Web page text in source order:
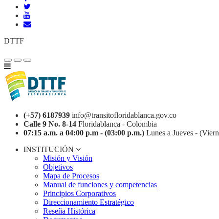
DTTF
(+57) 6187939 info@transitofloridablanca.gov.co
Calle 9 No. 8-14 Floridablanca - Colombia
07:15 a.m. a 04:00 p.m - (03:00 p.m.) Lunes a Jueves -
INSTITUCIÓN
Misión y Visión
Objetivos
Mapa de Procesos
Manual de funciones y competencias
Principios Corporativos
Direccionamiento Estratégico
Reseña Histórica